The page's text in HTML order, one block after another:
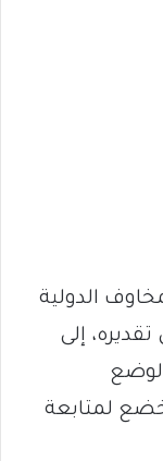
الدولية
إلى
لمتابعة